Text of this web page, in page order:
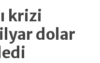
krizi
dolar